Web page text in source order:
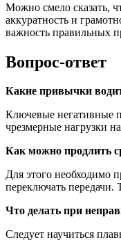
Можно смело сказать,
аккуратность и
важность правильных
Вопрос-ответ
Какие привычки
Ключевые негативные
чрезмерные нагрузки
Как можно продлить
Для этого необходимо
переключать передачи.
Что делать при
Следует научиться